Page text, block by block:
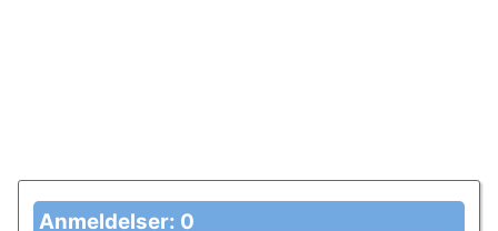
Anmeldelser: 0